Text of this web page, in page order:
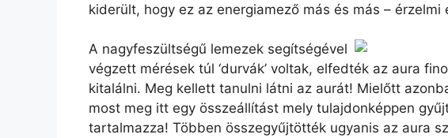
kiderült, hogy ez az energiamező más és más –
A nagyfeszültségű lemezek segítségével
végzett mérések túl ‘durvák’ voltak, elfedték az aura
kitalálni. Meg kellett tanulni látni az aurát! Mielőtt
most meg itt egy összeállítást mely tulajdonképpen
tartalmazza! Többen összegyűjtötték ugyanis az aura